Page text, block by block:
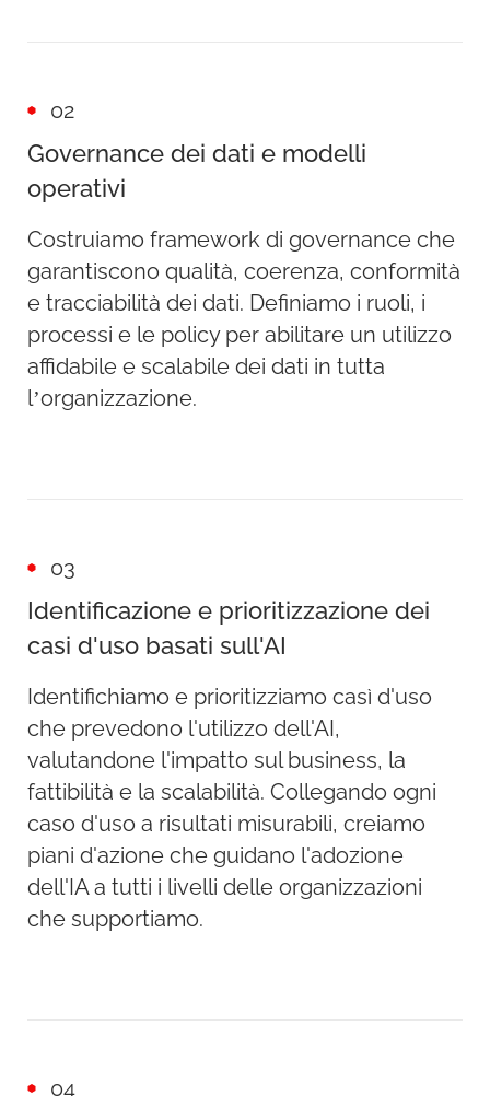
02
Governance dei dati e modelli
operativi
Costruiamo framework di governance che
garantiscono qualità, coerenza, conformità
e tracciabilità dei dati. Definiamo i ruoli, i
processi e le policy per abilitare un utilizzo
affidabile e scalabile dei dati in tutta
l’organizzazione.
03
Identificazione e prioritizzazione dei
casi d'uso basati sull'AI
Identifichiamo e prioritizziamo casì d'uso
che prevedono l'utilizzo dell'AI,
valutandone l'impatto sul business, la
fattibilità e la scalabilità. Collegando ogni
caso d'uso a risultati misurabili, creiamo
piani d'azione che guidano l'adozione
dell'IA a tutti i livelli delle organizzazioni
che supportiamo.
04